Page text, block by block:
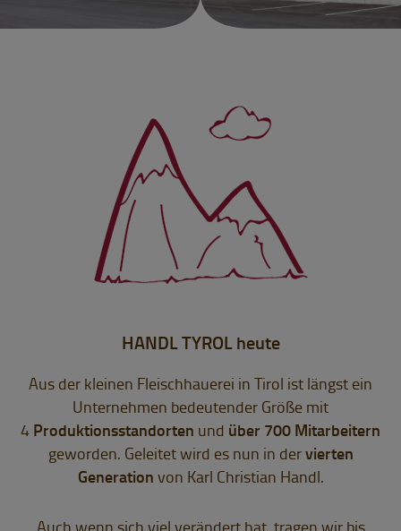
HANDL TYROL heute
Aus der kleinen Fleischhauerei in Tirol ist längst ein
Unternehmen bedeutender Größe mit
4 Produktionsstandorten und über 700 Mitarbeitern
geworden. Geleitet wird es nun in der vierten
Generation von Karl Christian Handl.